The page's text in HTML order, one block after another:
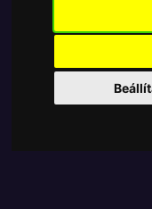
TOVÁBB A
Tetszik? Osszd